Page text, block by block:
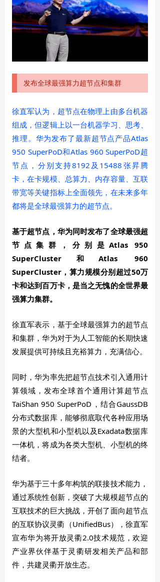
发布全球最强算力超节点和集群
徐直军认为，超节点在物理上由多台机器
组成，但逻辑上以一台机器学习、思考、
推理。华为发布了最新超节点产品Atlas
950 SuperPoD和Atlas 960 SuperPoD超
节点，分别支持8192及15488张昇腾
卡，在卡规模、总算力、内存容量、互联
带宽等关键指标上全面领先，在未来多年
都将是全球最强算力的超节点。
基于超节点，华为同时发布了全球最强超
节点集群，分别是Atlas 950
SuperCluster和Atlas 960
SuperCluster，算力规模分别超过50万
卡和达到百万卡，是当之无愧的全世界最
强算力集群。
徐直军表示，基于全球最强算力的超节点
和集群，华为对于为人工智能的长期快速
发展提供可持续且充裕算力，充满信心。
同时，华为率先把超节点技术引入通用计
算领域，发布全球首个通用计算超节点
TaiShan 950 SuperPoD，结合GaussDB
分布式数据库，能够彻底取代各种应用场
景的大型机和小型机以及Exadata数据库
一体机，将成为各类大型机、小型机的终
结者。
华为基于三十多年构筑的联接技术能力，
通过系统性创新，突破了大规模超节点的
互联技术的巨大挑战，开创了面向超节点
的互联协议灵衢（UnifiedBus），徐直军
宣布华为将开放灵衢2.0技术规范，欢迎
产业界伙伴基于灵衢研发相关产品和部
件，共建灵衢开放生态。